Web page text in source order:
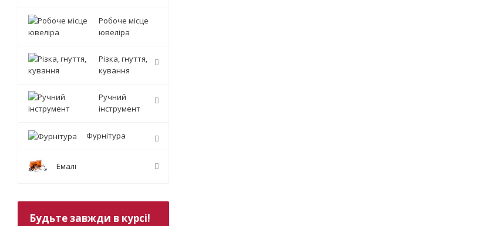
Робоче місце
ювеліра
Різка, гнуття,
кування
Ручний
інструмент
Фурнітура
Емалі
Будьте завжди в курсі!